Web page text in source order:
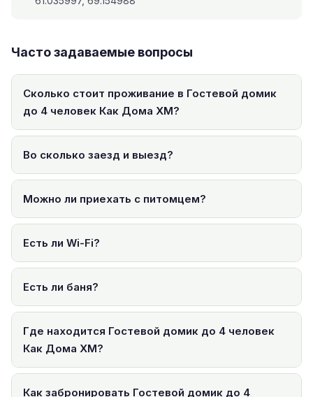
Часто задаваемые вопросы
Сколько стоит проживание в Гостевой домик
до 4 человек Как Дома ХМ?
Во сколько заезд и выезд?
Можно ли приехать с питомцем?
Есть ли Wi-Fi?
Есть ли баня?
Где находится Гостевой домик до 4 человек
Как Дома ХМ?
Как забронировать Гостевой домик до 4